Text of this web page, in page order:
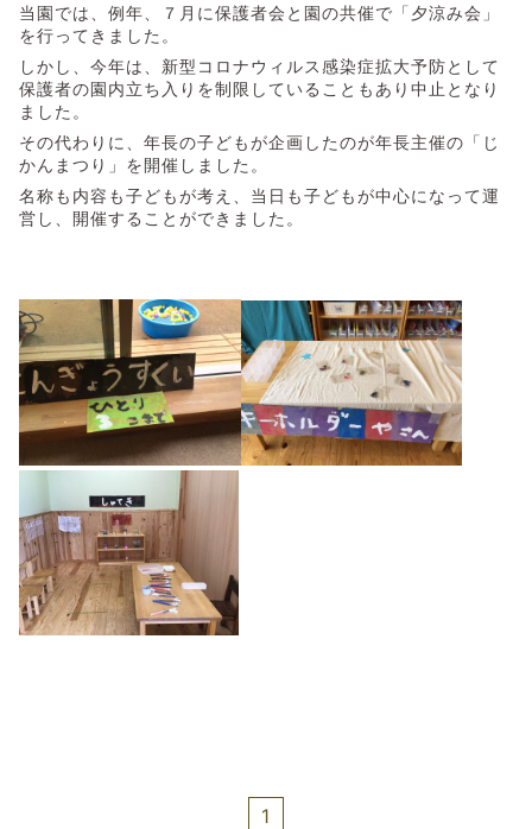
当園では、例年、７月に保護者会と園の共催で「夕涼み会」
を行ってきました。
しかし、今年は、新型コロナウィルス感染症拡大予防として
保護者の園内立ち入りを制限していることもあり中止となり
ました。
その代わりに、年長の子どもが企画したのが年長主催の「じ
かんまつり」を開催しました。
名称も内容も子どもが考え、当日も子どもが中心になって運
営し、開催することができました。
1